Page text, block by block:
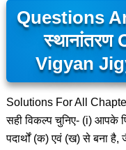
Questions
Vigyan
Solutions For All
सही विकल्प चुनिए- (i) आपके
पदार्थों (क) एवं (ख) से बना है,